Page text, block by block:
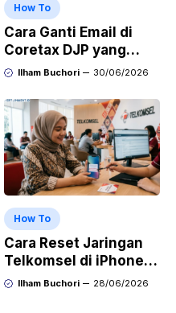
How To
Cara Ganti Email di
Coretax DJP yang
Sudah Tidak Aktif
Ilham Buchori 30/06/2026
How To
Cara Reset Jaringan
Telkomsel di iPhone
agar Koneksi Stabil
Ilham Buchori 28/06/2026